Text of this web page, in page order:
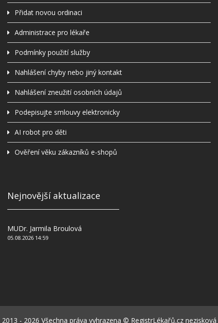
Přidat novou ordinaci
Administrace pro lékaře
Podmínky použití služby
Nahlášení chyby nebo jiný kontakt
Nahlášení zneužití osobních údajů
Podepisujte smlouvy elektronicky
AI robot pro děti
Ověření věku zákazníků e-shopů
Nejnovější aktualizace
MUDr. Jarmila Broulová
05.08.2026 14:59
2013 - 2026 Všechna práva vyhrazena © RegistrLékařů.cz nezisková